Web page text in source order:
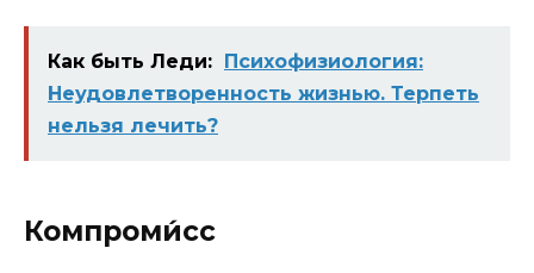
Как быть Леди:
Психофизиология:
Неудовлетворенность жизнью. Терпеть
нельзя лечить?
Компроми́сс